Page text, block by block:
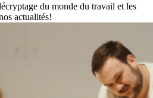
du monde du travail et les
actualités!